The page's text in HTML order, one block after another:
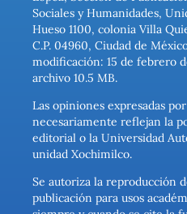
Sociales y Humanidades,
Hueso 1100, colonia Villa
C.P. 04960, Ciudad de
modificación: 15 de febrero
archivo 10.5 MB.
Las opiniones expresadas
necesariamente reflejan la
editorial o la Universidad
unidad Xochimilco.
Se autoriza la reproducción
publicación para usos